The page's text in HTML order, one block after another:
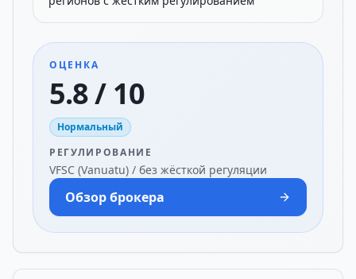
ОЦЕНКА
5.8 / 10
Нормальный
РЕГУЛИРОВАНИЕ
VFSC (Vanuatu) / без жёсткой регуляции
Обзор брокера